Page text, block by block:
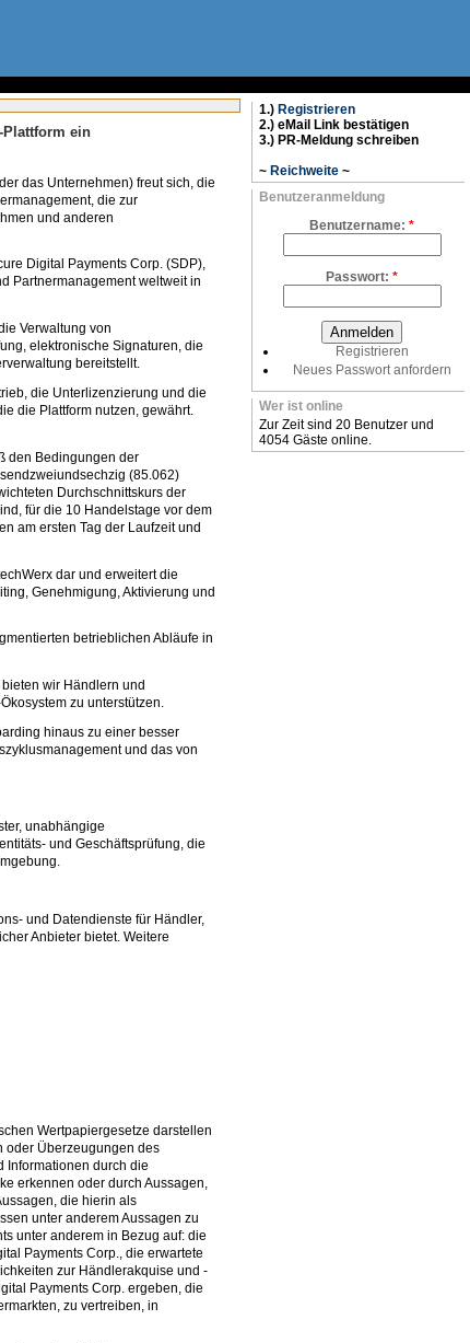
Plattform ein
das Unternehmen) freut sich, die
die zur
und anderen
Digital Payments Corp. (SDP),
Partnermanagement weltweit in
Verwaltung von
elektronische Signaturen, die
bereitstellt.
die Unterlizenzierung und die
die Plattform nutzen, gewährt.
den Bedingungen der
(85.062)
Durchschnittskurs der
für die 10 Handelstage vor dem
am ersten Tag der Laufzeit und
dar und erweitert die
Genehmigung, Aktivierung und
betrieblichen Abläufe in
wir Händlern und
zu unterstützen.
hinaus zu einer besser
und das von
unabhängige
und Geschäftsprüfung, die
und Datendienste für Händler,
Anbieter bietet. Weitere
Wertpapiergesetze darstellen
oder Überzeugungen des
Informationen durch die
erkennen oder durch Aussagen,
die hierin als
unter anderem Aussagen zu
unter anderem in Bezug auf: die
Payments Corp., die erwartete
zur Händlerakquise und -
Payments Corp. ergeben, die
zu vertreiben, in
1.) Registrieren
2.) eMail Link bestätigen
3.) PR-Meldung schreiben
~ Reichweite ~
Benutzeranmeldung
Benutzername: *
Passwort: *
Registrieren
Neues Passwort anfordern
Wer ist online
Zur Zeit sind 20 Benutzer und
4054 Gäste online.